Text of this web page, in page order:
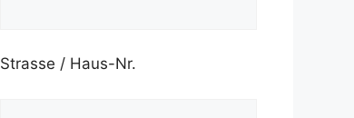
Strasse / Haus-Nr.